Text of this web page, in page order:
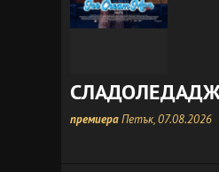
премиераПетък, 07.08.2026